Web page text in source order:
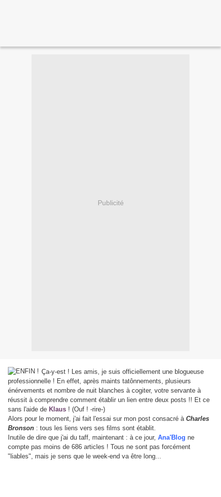
Publicité
Ça-y-est ! Les amis, je suis officiellement une blogueuse
professionnelle ! En effet, après maints tatônnements, plusieurs
énérvements et nombre de nuit blanches à cogiter, votre servante à
réussit à comprendre comment établir un lien entre deux posts !! Et ce
sans l'aide de Klaus ! (Ouf ! -rire-)
Alors pour le moment, j'ai fait l'essai sur mon post consacré à Charles
Bronson : tous les liens vers ses films sont établit.
Inutile de dire que j'ai du taff, maintenant : à ce jour, Ana'Blog ne
compte pas moins de 686 articles ! Tous ne sont pas forcément
"liables", mais je sens que le week-end va être long...